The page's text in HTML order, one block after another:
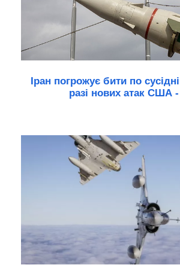
Іран погрожує бити по
разі нових атак США